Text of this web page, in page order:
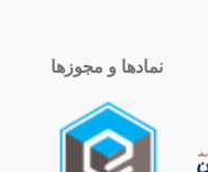
نمادها و مجوزها